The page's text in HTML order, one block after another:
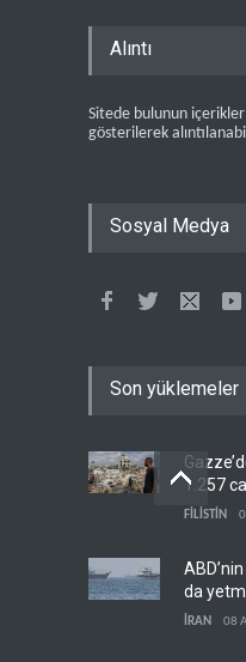
Alıntı
Sitede bulunun
gösterilerek
Sosyal Medya
Son yüklemeler
1.257
FİLİSTİN
da
gemi
İRAN 08